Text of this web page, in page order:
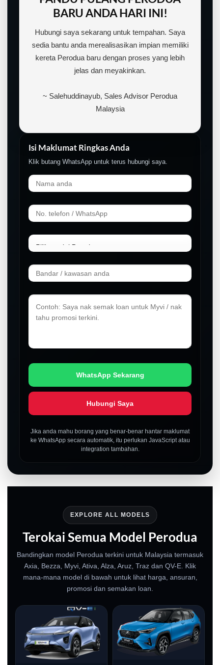
BARU ANDA HARI INI!
Hubungi saya sekarang untuk tempahan. Saya
sedia bantu anda merealisasikan impian memiliki
kereta Perodua baru dengan proses yang lebih
jelas dan meyakinkan.
~ Salehuddinayub, Sales Advisor Perodua
Malaysia
Isi Maklumat Ringkas Anda
Klik butang WhatsApp untuk terus hubungi saya.
WhatsApp Sekarang
Hubungi Saya
Jika anda mahu borang yang benar-benar hantar maklumat
ke WhatsApp secara automatik, itu perlukan JavaScript atau
integration tambahan.
EXPLORE ALL MODELS
Terokai Semua Model Perodua
Bandingkan model Perodua terkini untuk Malaysia termasuk
Axia, Bezza, Myvi, Ativa, Alza, Aruz, Traz dan QV-E. Klik
mana-mana model di bawah untuk lihat harga, ansuran,
promosi dan semakan loan.